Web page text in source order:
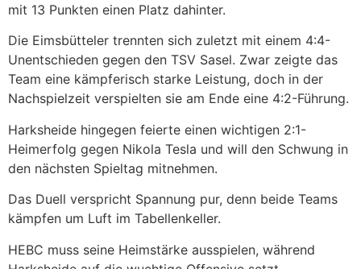
mit 13 Punkten einen Platz dahinter.
Die Eimsbütteler trennten sich zuletzt mit einem 4:4-
Unentschieden gegen den TSV Sasel. Zwar zeigte das
Team eine kämpferisch starke Leistung, doch in der
Nachspielzeit verspielten sie am Ende eine 4:2-Führung.
Harksheide hingegen feierte einen wichtigen 2:1-
Heimerfolg gegen Nikola Tesla und will den Schwung in
den nächsten Spieltag mitnehmen.
Das Duell verspricht Spannung pur, denn beide Teams
kämpfen um Luft im Tabellenkeller.
HEBC muss seine Heimstärke ausspielen, während